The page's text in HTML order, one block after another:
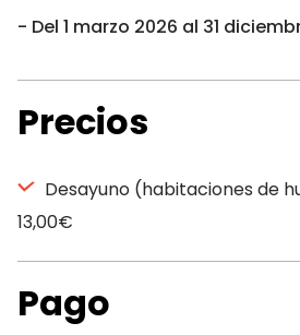
Del 1 marzo 2026 al 31
Precios
Desayuno (habitaciones de
13,00€
Pago